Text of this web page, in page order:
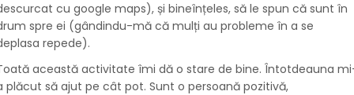
cu google maps), și bineînțeles, să le spun că sunt în
spre ei (gândindu-mă că mulți au probleme în a se
repede).
această activitate îmi dă o stare de bine. Întotdeauna
plăcut să ajut pe cât pot. Sunt o persoană pozitivă,